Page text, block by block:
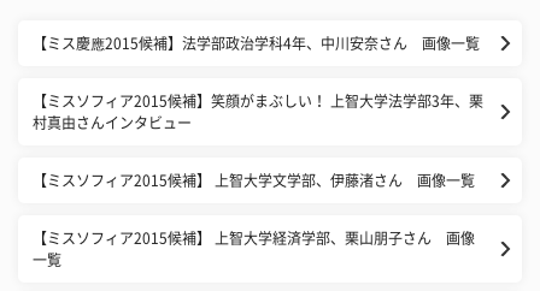
【ミス慶應2015候補】法学部政治学科4年、中川安奈さん 画像一覧
【ミスソフィア2015候補】笑顔がまぶしい！ 上智大学法学部3年、栗
村真由さんインタビュー
【ミスソフィア2015候補】 上智大学文学部、伊藤渚さん 画像一覧
【ミスソフィア2015候補】 上智大学経済学部、栗山朋子さん 画像
一覧